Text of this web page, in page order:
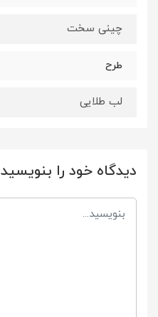
چینی سخت
طرح
لب طلایی
دیدگاه خود را بنویسید